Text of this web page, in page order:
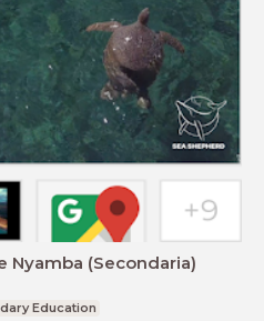
Nyamba (Secondaria)
Education